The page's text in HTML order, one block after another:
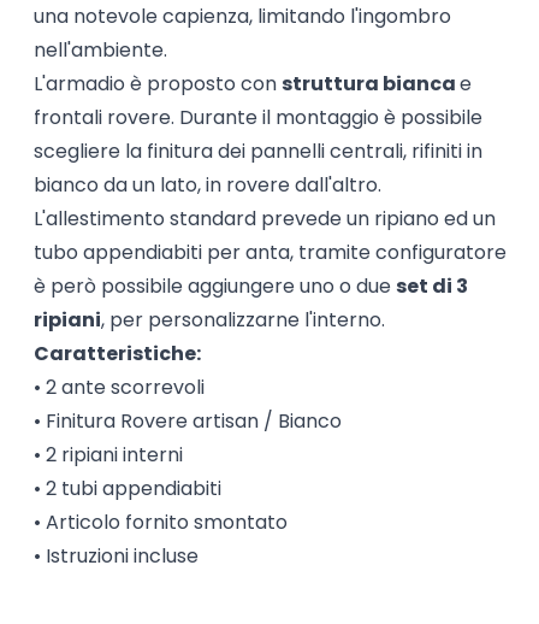
una notevole capienza, limitando l'ingombro
nell'ambiente.
L'armadio è proposto con struttura biancae
frontali rovere. Durante il montaggio è possibile
scegliere la finitura dei pannelli centrali, rifiniti in
bianco da un lato, in rovere dall'altro.
L'allestimento standard prevede un ripiano ed un
tubo appendiabiti per anta, tramite configuratore
è però possibile aggiungere uno o due set di 3
ripiani, per personalizzarne l'interno.
Caratteristiche:
• 2 ante scorrevoli
• Finitura Rovere artisan / Bianco
• 2 ripiani interni
• 2 tubi appendiabiti
• Articolo fornito smontato
• Istruzioni incluse